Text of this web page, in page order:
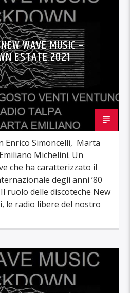
WAVE MUSIC –
ESTATE 2021
Enrico Simoncelli, Marta
Michelini. Un
che ha caratterizzato il
degli anni ’80
ruolo delle discoteche New
le radio libere del nostro